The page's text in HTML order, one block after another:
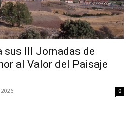
sus III Jornadas de
al Valor del Paisaje
0